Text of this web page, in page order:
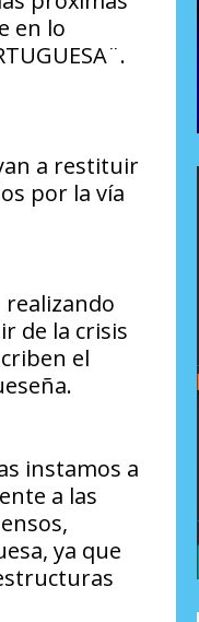
en lo
a restituir
por la vía
de la crisis
el
instamos a
a las
ya que